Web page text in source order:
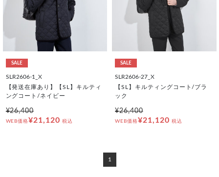
SALE
SLR2606-1_X
【発送在庫あり】【SL】キルティ
ングコート/ネイビー
¥26,400
WEB価格¥21,120 税込
SALE
SLR2606-27_X
【SL】キルティングコート/ブラ
ック
¥26,400
WEB価格¥21,120 税込
1